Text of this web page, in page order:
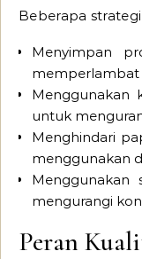
Beberapa
Menyimpan
memperlambat
Menggunakan
untuk
Menghindari
menggunakan
mengurangi
Peran